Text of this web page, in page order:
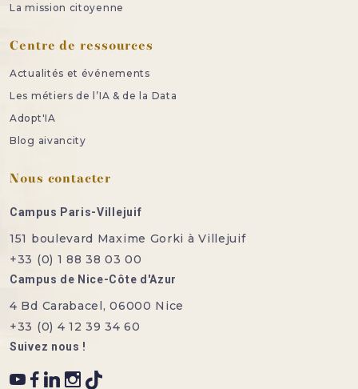
La mission citoyenne
Centre de ressources
Actualités et événements
Les métiers de l’IA & de la Data
Adopt'IA
Blog aivancity
Nous contacter
Campus Paris-Villejuif
151 boulevard Maxime Gorki à Villejuif
+33 (0) 1 88 38 03 00
Campus de Nice-Côte d'Azur
4 Bd Carabacel, 06000 Nice
+33 (0) 4 12 39 34 60
Suivez nous !